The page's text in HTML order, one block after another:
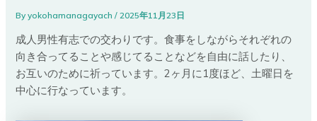
Byyokohamanagayach/2025年11月23日
成人男性有志での交わりです。食事をしながらそれぞれの
向き合ってることや感じてることなどを自由に話したり、
お互いのために祈っています。2ヶ月に1度ほど、土曜日を
中心に行なっています。